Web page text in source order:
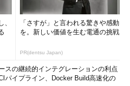
プチャソフトとしても、取得後の
（PCAP形式ファイル）をオフライ
。早速、今回の問題ファイルを
「さすが」と言われる驚きや感動
を。新しい価値を生む電通の挑戦
PR(dentsu Japan)
スの継続的インテグレーションの利点
パイプライン、Docker Build高速化の